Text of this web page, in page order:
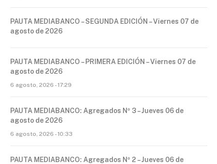
PAUTA MEDIABANCO – SEGUNDA EDICIÓN – Viernes 07 de
agosto de 2026
PAUTA MEDIABANCO – PRIMERA EDICIÓN – Viernes 07 de
agosto de 2026
6 agosto, 2026 - 17:29
PAUTA MEDIABANCO: Agregados Nº 3 – Jueves 06 de
agosto de 2026
6 agosto, 2026 - 10:33
PAUTA MEDIABANCO: Agregados Nº 2 – Jueves 06 de